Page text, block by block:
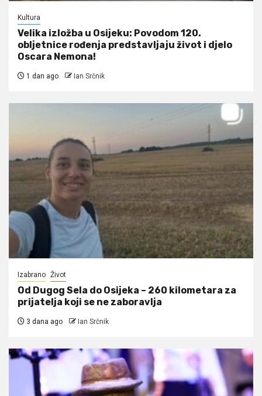
Kultura
Velika izložba u Osijeku: Povodom 120.
obljetnice rođenja predstavljaju život i djelo
Oscara Nemona!
1 dan ago Ian Srčnik
Izabrano Život
Od Dugog Sela do Osijeka – 260 kilometara za
prijatelja koji se ne zaboravlja
3 dana ago Ian Srčnik